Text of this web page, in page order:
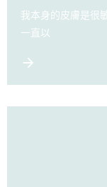
我本身的皮膚是很
一直以